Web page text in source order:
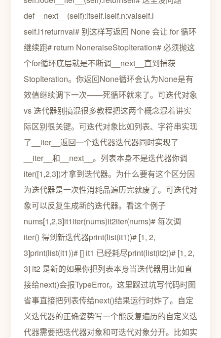
def__next__(self):ifself.iself.n:valself.i
self.i1returnval# 别这样写返回 None 会让 for 循环
继续跑# return NoneraiseStopIteration# 必须抛这
个for循环底层就是不断调__next__直到捕获
StopIteration。你返回None循环会认为None是有
效值继续调下一次——死循环就来了。可迭代对象
vs 迭代器别搞混很多教程把这两个概念混着讲实
际区别很关键。可迭代对象比如列表、字符串实现
了__iter__返回一个迭代器迭代器同时实现了
__iter__和__next__。列表本身不是迭代器你调
iter([1,2,3])才拿到迭代器。为什么要有这个区分因
为迭代器是一次性消耗品遍历完就废了。可迭代对
象可以反复生成新的迭代器。看这个例子
nums[1,2,3]it1iter(nums)it2iter(nums)# 每次调
iter() 得到新迭代器print(list(it1))# [1, 2,
3]print(list(it1))# [] it1 已经耗尽print(list(it2))# [1, 2,
3] it2 是新的如果你把列表本身当迭代器用比如直
接给next()会报TypeError。这里踩过坑写代码时图
省事直接把列表传给next()结果运行时炸了。自定
义迭代器的正确姿势写一个能反复遍历的自定义迭
代器需要把迭代器对象和可迭代对象分开。比如实